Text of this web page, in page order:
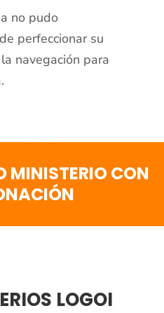
no pudo
perfeccionar su
navegación para
MINISTERIO CON
LOGOI